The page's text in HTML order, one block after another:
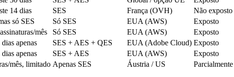
14 dias SES França (OVH) Não exposto
só SES Só SES EUA (AWS) Exposto
mês Só SES EUA (AWS) Exposto
apenas SES + AES + QES EUA (Adobe Cloud) Exposto
apenas SES + AES EUA (AWS) Exposto
mês, limitado Apenas SES Áustria / US